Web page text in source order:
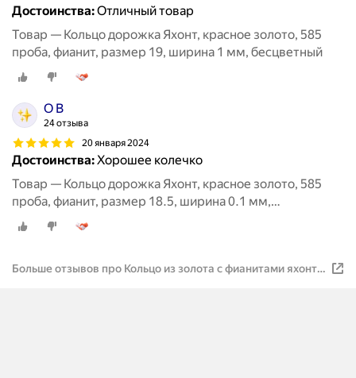
Достоинства:Отличный товар
Товар — Кольцо дорожка Яхонт, красное золото, 585
проба, фианит, размер 19, ширина 1 мм, бесцветный
O B
24 отзыва
20 января 2024
Достоинства:Хорошее колечко
Товар — Кольцо дорожка Яхонт, красное золото, 585
проба, фианит, размер 18.5, ширина 0.1 мм,
бесцветный
Больше отзывов про Кольцо из золота с фианитами яхонт